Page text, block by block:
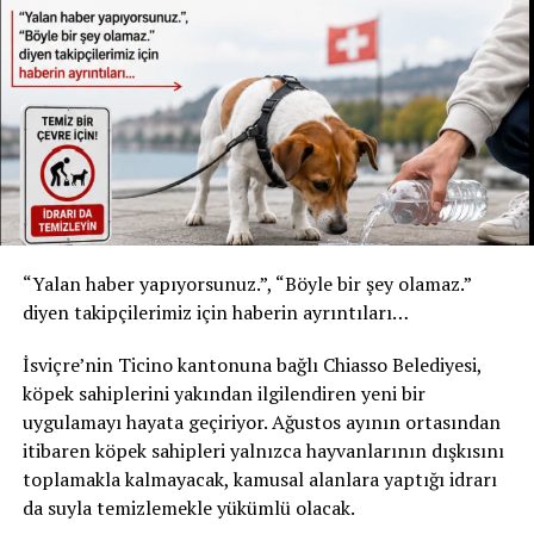
Geri çağırma şu iki ürünü kapsıyor:
* Kızılay Doğal Maden Suyu
* Şişe: 200 ml
* Son tüketim tarihi: 31 Temmuz 2027
* Kızılay Elma Aromalı Gazlı İçecek
* Şişe: 200 ml
* Son tüketim tarihi: 20 Şubat 2027
ürünlerin geri çağırma kapsamında olduğunu belirtti.
Akar Swiss AG, tüketicilerden belirtilen ürünleri
kesinlikle tüketmemelerini istedi. Geri çağırma
kapsamındaki içecekler, satın alma fişi ibraz edilmeden
satın alındıkları market veya satış noktasına teslim
edilebilecek. Ürün bedeli tüketicilere tam olarak iade
“Yalan haber yapıyorsunuz.”, “Böyle bir şey olamaz.”
diyen takipçilerimiz için haberin ayrıntıları…
İsviçre’nin Ticino kantonuna bağlı Chiasso Belediyesi,
köpek sahiplerini yakından ilgilendiren yeni bir
uygulamayı hayata geçiriyor. Ağustos ayının ortasından
itibaren köpek sahipleri yalnızca hayvanlarının dışkısını
toplamakla kalmayacak, kamusal alanlara yaptığı idrarı
da suyla temizlemekle yükümlü olacak.